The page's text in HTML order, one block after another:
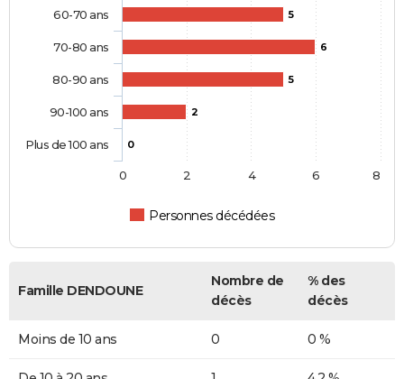
5
6
5
2
0
Personnes décédées
60-70 ans
70-80 ans
80-90 ans
90-100 ans
Plus de 100 ans
0 2 4 6 8
Famille DENDOUNE
Nombre de
décès
% des
décès
Moins de 10 ans 0 0 %